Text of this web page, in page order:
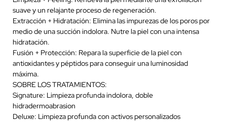
suave y un relajante proceso de regeneración.
Extracción + Hidratación: Elimina las impurezas de los poros por
medio de una succión indolora. Nutre la piel con una intensa
hidratación.
Fusión + Protección: Repara la superficie de la piel con
antioxidantes y péptidos para conseguir una luminosidad
máxima.
SOBRE LOS TRATAMIENTOS:
Signature: Limpieza profunda indolora, doble
hidradermoabrasion
Deluxe: Limpieza profunda con activos personalizados